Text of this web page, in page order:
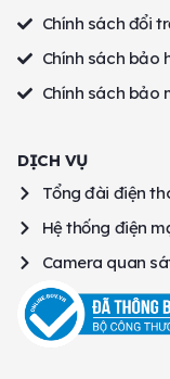
Chính sách đổi
Chính sách bảo
Chính sách bảo
DỊCH VỤ
Tổng đài điện
Hệ thống điện
Camera quan